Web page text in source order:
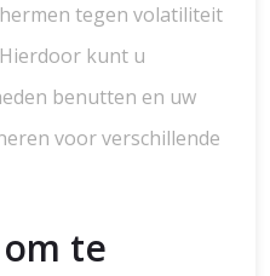
tegen volatiliteit
kunt u
benutten en uw
voor verschillende
te